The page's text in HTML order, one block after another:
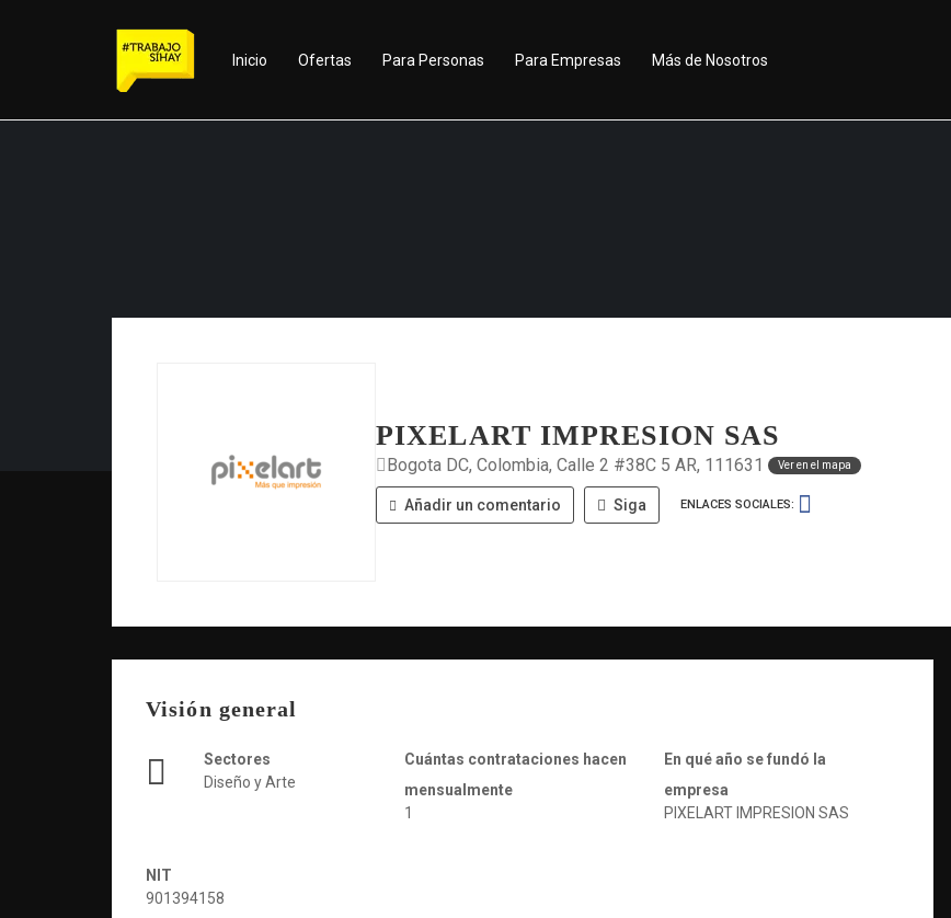
Inicio Ofertas Para Personas Para Empresas Más de Nosotros
PIXELART IMPRESION SAS
Bogota DC, Colombia, Calle 2 #38C 5 AR, 111631 Ver en el mapa
Añadir un comentario Siga ENLACES SOCIALES:
Visión general
Sectores
Diseño y Arte
Cuántas contrataciones hacen
mensualmente
1
En qué año se fundó la
empresa
PIXELART IMPRESION SAS
NIT
901394158